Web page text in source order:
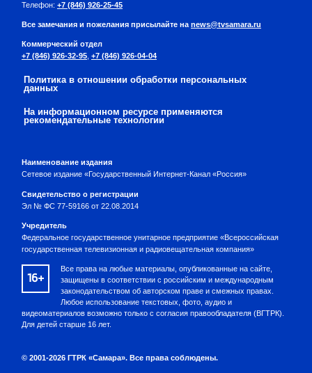
Телефон: +7 (846) 926-25-45
Все замечания и пожелания присылайте на news@tvsamara.ru
Коммерческий отдел
+7 (846) 926-32-95, +7 (846) 926-04-04
Политика в отношении обработки персональных
данных
На информационном ресурсе применяются
рекомендательные технологии
Наименование издания
Сетевое издание «Государственный Интернет-Канал «Россия»
Свидетельство о регистрации
Эл № ФС 77-59166 от 22.08.2014
Учредитель
Федеральное государственное унитарное предприятие «Всероссийская
государственная телевизионная и радиовещательная компания»
16+
Все права на любые материалы, опубликованные на сайте,
защищены в соответствии с российским и международным
законодательством об авторском праве и смежных правах.
Любое использование текстовых, фото, аудио и
видеоматериалов возможно только с согласия правообладателя (ВГТРК).
Для детей старше 16 лет.
© 2001-2026 ГТРК «Самара». Все права соблюдены.